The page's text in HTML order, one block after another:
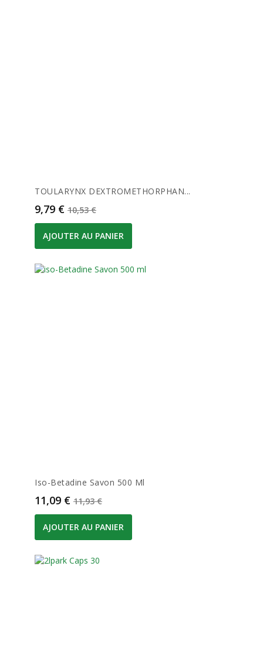
TOULARYNX DEXTROMETHORPHAN...
Prix
9,79 € Prix de base
10,53 €
AJOUTER AU PANIER
Iso-Betadine Savon 500 Ml
Prix
11,09 € Prix de base
11,93 €
AJOUTER AU PANIER